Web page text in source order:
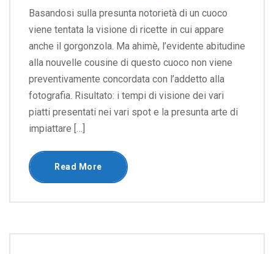
Basandosi sulla presunta notorietà di un cuoco
viene tentata la visione di ricette in cui appare
anche il gorgonzola. Ma ahimè, l’evidente abitudine
alla nouvelle cousine di questo cuoco non viene
preventivamente concordata con l’addetto alla
fotografia. Risultato: i tempi di visione dei vari
piatti presentati nei vari spot e la presunta arte di
impiattare […]
Read More